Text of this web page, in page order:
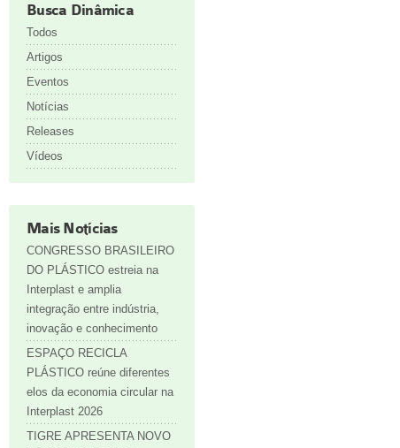
Busca Dinâmica
Todos
Artigos
Eventos
Notícias
Releases
Vídeos
Mais Notícias
CONGRESSO BRASILEIRO
DO PLÁSTICO estreia na
Interplast e amplia
integração entre indústria,
inovação e conhecimento
ESPAÇO RECICLA
PLÁSTICO reúne diferentes
elos da economia circular na
Interplast 2026
TIGRE APRESENTA NOVO